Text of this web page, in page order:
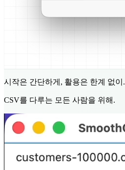
시작은 간단하게, 활용은 한계 없이.
CSV를 다루는 모든 사람을 위해.